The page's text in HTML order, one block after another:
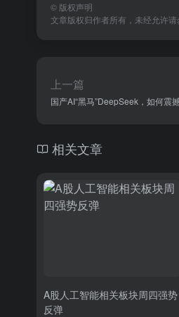
© 版权声明
文章版权归作者所有，未经允许请
上一篇
国产AI“黑马”DeepSeek，如何震
相关文章
A股人工智能相关板块周四强势
反弹